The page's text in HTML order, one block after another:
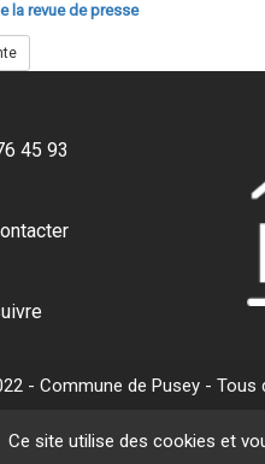
la revue de presse
45 93
- Commune de Pusey -
Ce site utilise des cookies et